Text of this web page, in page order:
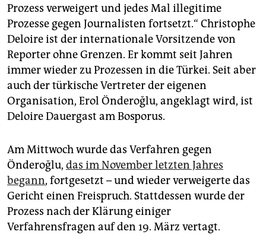
genossenschaft
epaper login
Prozess verweigert und jedes Mal illegitime
Prozesse gegen Journalisten fortsetzt.“ Christophe
Deloire ist der internationale Vorsitzende von
Reporter ohne Grenzen. Er kommt seit Jahren
immer wieder zu Prozessen in die Türkei. Seit aber
auch der türkische Vertreter der eigenen
Organisation, Erol Önderoğlu, angeklagt wird, ist
Deloire Dauergast am Bosporus.
Am Mittwoch wurde das Verfahren gegen
Önderoğlu, das im November letzten Jahres
begann, fortgesetzt – und wieder verweigerte das
Gericht einen Freispruch. Stattdessen wurde der
Prozess nach der Klärung einiger
Verfahrensfragen auf den 19. März vertagt.